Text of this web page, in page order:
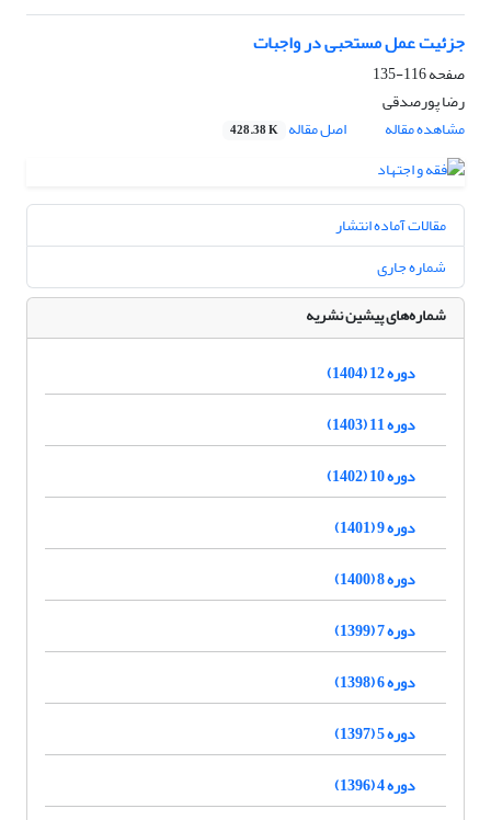
جزئیت عمل مستحبی در واجبات
صفحه116-135
رضا پورصدقی
مشاهده مقاله
اصل مقاله 428.38 K
مقالات آماده انتشار
شماره جاری
شماره‌های پیشین نشریه
دوره 12 (1404)
دوره 11 (1403)
دوره 10 (1402)
دوره 9 (1401)
دوره 8 (1400)
دوره 7 (1399)
دوره 6 (1398)
دوره 5 (1397)
دوره 4 (1396)